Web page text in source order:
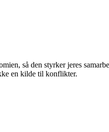
så den styrker jeres
en kilde til konflikter.